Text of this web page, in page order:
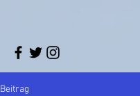
Beitrag